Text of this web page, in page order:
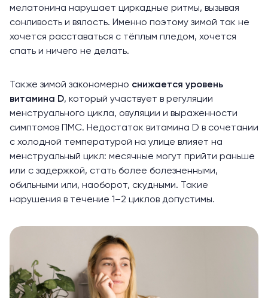
мелатонина нарушает циркадные ритмы, вызывая
сонливость и вялость. Именно поэтому зимой так не
хочется расставаться с тёплым пледом, хочется
спать и ничего не делать.
Также зимой закономерно снижается уровень
витамина D, который участвует в регуляции
менструального цикла, овуляции и выраженности
симптомов ПМС. Недостаток витамина D в сочетании
с холодной температурой на улице влияет на
менструальный цикл: месячные могут прийти раньше
или с задержкой, стать более болезненными,
обильными или, наоборот, скудными. Такие
нарушения в течение 1–2 циклов допустимы.